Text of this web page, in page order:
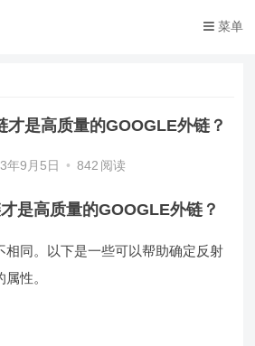
菜单
才是高质量的GOOGLE外链？
年9月5日 • 842 阅读
是高质量的GOOGLE外链？
相同。以下是一些可以帮助确定反射
性。